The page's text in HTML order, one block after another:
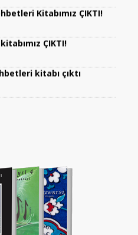
Kitabımız ÇIKTI!
ÇIKTI!
kitabı çıktı